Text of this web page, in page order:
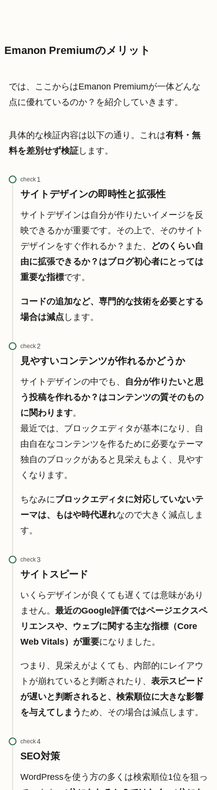
Emanon Premiumのメリット
では、ここからはEmanon Premiumが一体どんな
点に優れているのか？を紹介していきます。
具体的な検証内容は以下の通り。これは有料・無
料を差別せず検証します。
check
サイトデザインの即時性と拡張性
サイトデザインは自分が作りたいイメージを反
映できるかが重要です。その上で、そのサイト
デザインをすぐ作れるか？また、
どのくらい自
由に拡張できるか？はブログ初心者にとっては
重要な指標です。
コードの追加など、専門的な技術を必要とする
場合は減点 します。
check
見やすいコンテンツが作れるかどうか
サイトデザインの中でも、
自分が作りたいと思
う投稿を作れるか？はコンテンツの質そのもの
に関わります。
最近では、ブロックエディタが基本になり、自
由自在なコンテンツを作るために必要なテーマ
独自のブロックがあると見栄えもよく、見やす
くなります。
ちなみにブロックエディタに対応していないテ
ーマは、もはや時代遅れなので大きく減点しま
す。
check
サイトスピード
いくらデザインが良くても遅くては意味があり
ません。 最近のGoogle評価ではページエクスペ
リエンスや、ウェブに関する主な指標（Core
Web Vitals）が重要になりました。
つまり、見栄えがよくても、内部的にレイアウ
トが崩れていると判断されたり、 表示スピード
が遅いと判断されると、検索順位に大きな影響
を与えてしまう ため、その場合は減点します。
check
SEO対策
WordPressを使う方の多くは検索順位1位を狙っ